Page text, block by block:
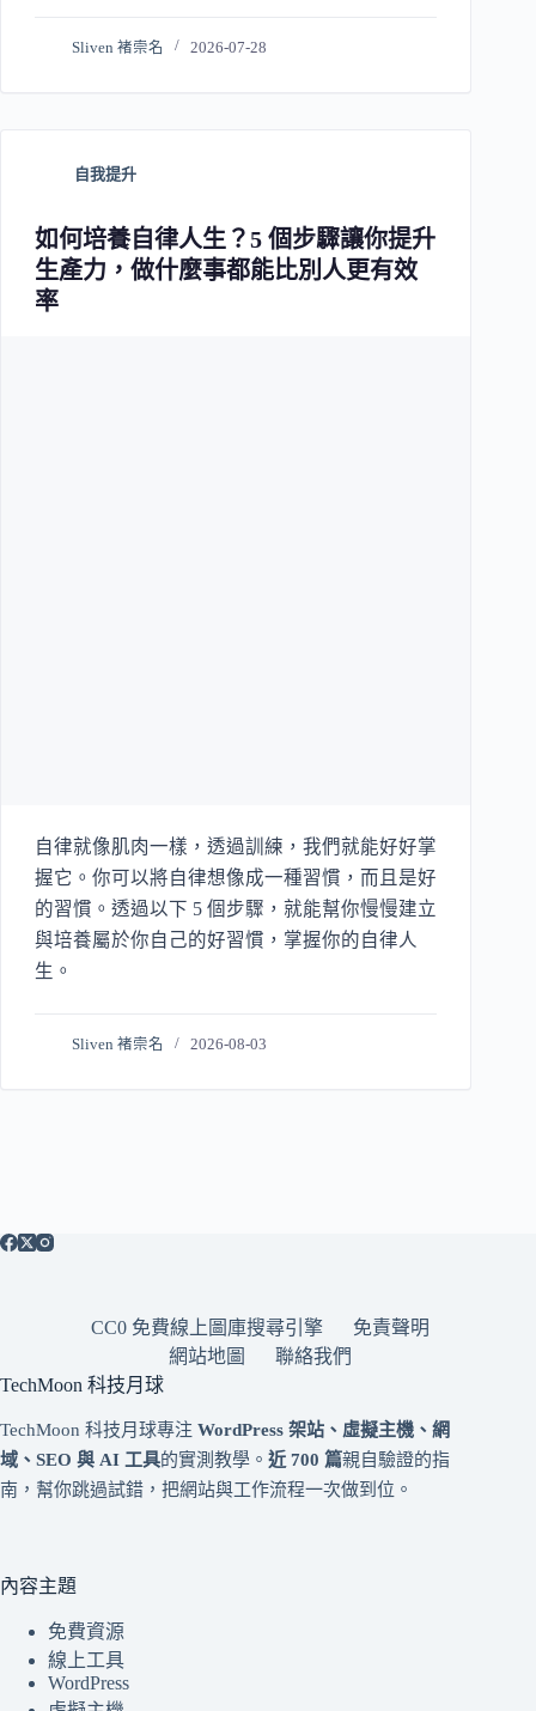
Sliven 褚崇名 2026-07-28
自我提升
如何培養自律人生？5 個步驟讓你提升
生產力，做什麼事都能比別人更有效
率
自律就像肌肉一樣，透過訓練，我們就能好好掌
握它。你可以將自律想像成一種習慣，而且是好
的習慣。透過以下 5 個步驟，就能幫你慢慢建立
與培養屬於你自己的好習慣，掌握你的自律人
生。
Sliven 褚崇名 2026-08-03
CC0 免費線上圖庫搜尋引擎
免責聲明
網站地圖
聯絡我們
TechMoon 科技月球
TechMoon 科技月球專注 WordPress 架站、虛擬主機、網
域、SEO 與 AI 工具的實測教學。 近 700 篇親自驗證的指
南，幫你跳過試錯，把網站與工作流程一次做到位。
內容主題
免費資源
線上工具
WordPress